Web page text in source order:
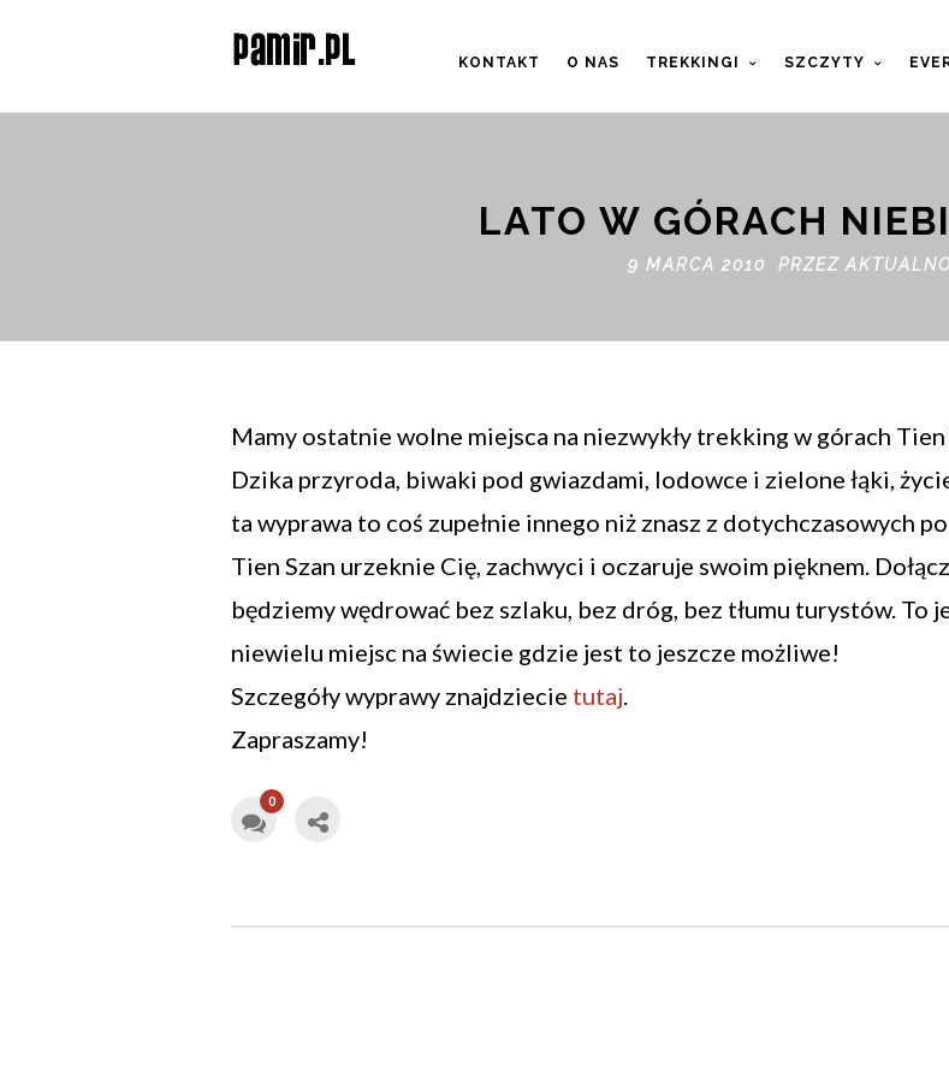
KONTAKT O NAS TREKKINGI SZCZYTY
LATO W GÓRACH
9 MARCA 2010 PRZEZ
Mamy ostatnie wolne miejsca na niezwykły trekking w górach Tien
Dzika przyroda, biwaki pod gwiazdami, lodowce i zielone łąki,
ta wyprawa to coś zupełnie innego niż znasz z dotychczasowych
Tien Szan urzeknie Cię, zachwyci i oczaruje swoim pięknem.
będziemy wędrować bez szlaku, bez dróg, bez tłumu turystów. To
niewielu miejsc na świecie gdzie jest to jeszcze możliwe!
Szczegóły wyprawy znajdziecie tutaj.
Zapraszamy!
0